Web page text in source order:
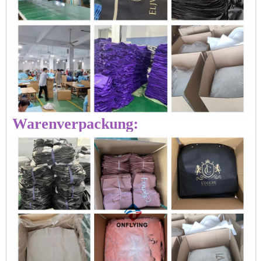
Warenverpackung: